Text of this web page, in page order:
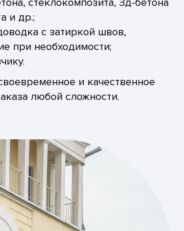
и др.;
с затиркой швов,
при необходимости;
и качественное
любой сложности.